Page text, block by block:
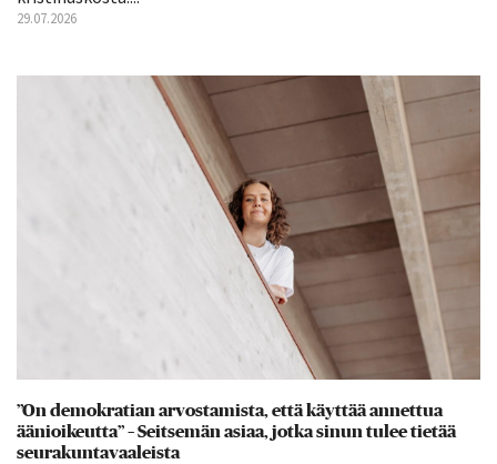
29.07.2026
”On demokratian arvostamista, että käyttää annettua
äänioikeutta” – Seitsemän asiaa, jotka sinun tulee tietää
seurakuntavaaleista